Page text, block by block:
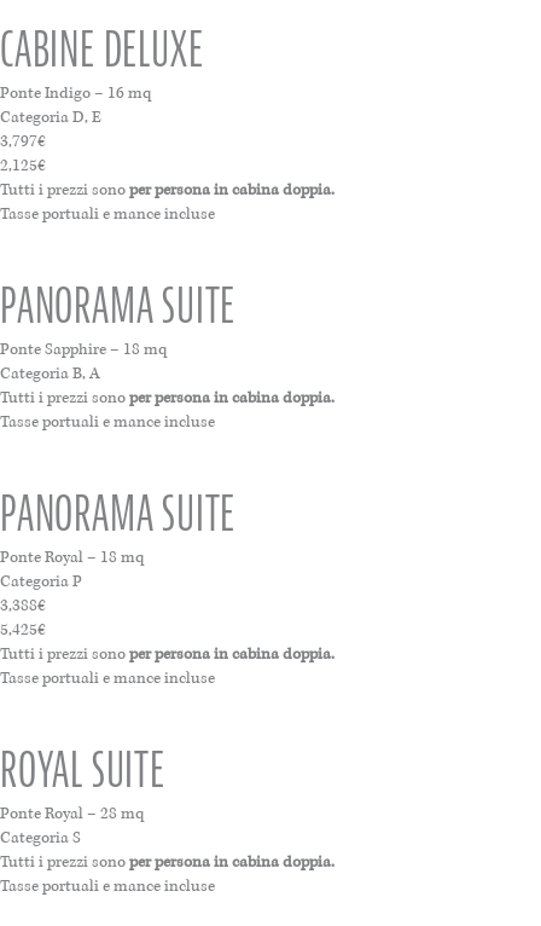
CABINE DELUXE
Ponte Indigo – 16 mq
Categoria D, E
3,797€
2,125€
Tutti i prezzi sonoper persona in cabina doppia.
Tasse portuali e mance incluse
PANORAMA SUITE
Ponte Sapphire – 18 mq
Categoria B, A
Tutti i prezzi sonoper persona in cabina doppia.
Tasse portuali e mance incluse
PANORAMA SUITE
Ponte Royal – 18 mq
Categoria P
3,388€
5,425€
Tutti i prezzi sonoper persona in cabina doppia.
Tasse portuali e mance incluse
ROYAL SUITE
Ponte Royal – 28 mq
Categoria S
Tutti i prezzi sonoper persona in cabina doppia.
Tasse portuali e mance incluse